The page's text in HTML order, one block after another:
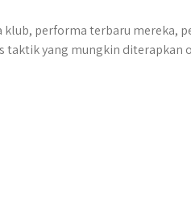
klub, performa terbaru mereka,
taktik yang mungkin diterapkan